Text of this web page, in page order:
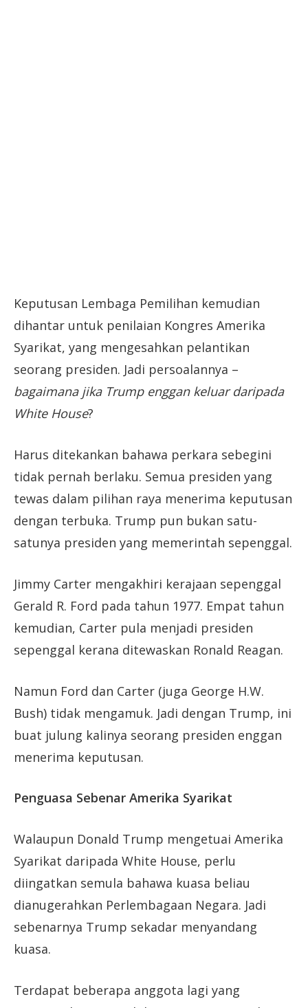
Keputusan Lembaga Pemilihan kemudian
dihantar untuk penilaian Kongres Amerika
Syarikat, yang mengesahkan pelantikan
seorang presiden. Jadi persoalannya –
bagaimana jika Trump enggan keluar daripada
White House?
Harus ditekankan bahawa perkara sebegini
tidak pernah berlaku. Semua presiden yang
tewas dalam pilihan raya menerima keputusan
dengan terbuka. Trump pun bukan satu-
satunya presiden yang memerintah sepenggal.
Jimmy Carter mengakhiri kerajaan sepenggal
Gerald R. Ford pada tahun 1977. Empat tahun
kemudian, Carter pula menjadi presiden
sepenggal kerana ditewaskan Ronald Reagan.
Namun Ford dan Carter (juga George H.W.
Bush) tidak mengamuk. Jadi dengan Trump, ini
buat julung kalinya seorang presiden enggan
menerima keputusan.
Penguasa Sebenar Amerika Syarikat
Walaupun Donald Trump mengetuai Amerika
Syarikat daripada White House, perlu
diingatkan semula bahawa kuasa beliau
dianugerahkan Perlembagaan Negara. Jadi
sebenarnya Trump sekadar menyandang
kuasa.
Terdapat beberapa anggota lagi yang